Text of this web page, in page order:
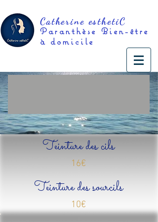
Catherine esthetiC
Paranthèse Bien-être
à domicile
Teinture des cils
16€
Teinture des sourcils
10€